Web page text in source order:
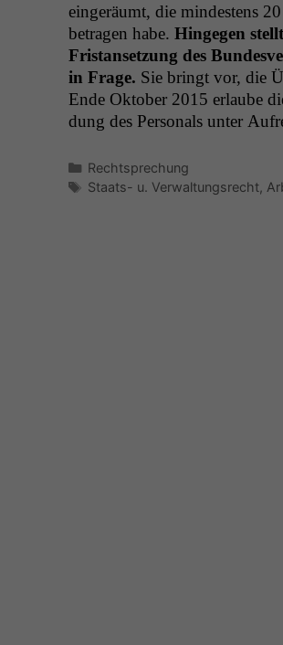
eingeräumt, die min­destens
betra­gen habe. Hinge­gen
Fris­tanset­zung des
in Frage. Sie bringt vor, die
Ende Okto­ber 2015 erlaube
dung des Per­son­als unter
Kategorien
Rechtsprechung
Schlagwörter
Staats- u. Verwaltungsrecht,